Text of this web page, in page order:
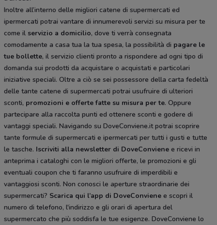
Inoltre all’interno delle migliori catene di supermercati ed
ipermercati potrai vantare di innumerevoli servizi su misura per te
come il servizio a domicilio, dove ti verrà consegnata
comodamente a casa tua la tua spesa, la possibilità di pagare le
tue bollette, il servizio clienti pronto a rispondere ad ogni tipo di
domanda sui prodotti da acquistare o acquistati e particolari
iniziative speciali. Oltre a ciò se sei possessore della carta fedeltà
delle tante catene di supermercati potrai usufruire di ulteriori
sconti, promozioni e offerte fatte su misura per te. Oppure
partecipare alla raccolta punti ed ottenere sconti e godere di
vantaggi speciali. Navigando su DoveConviene.it potrai scoprire
tante formule di supermercati e ipermercati per tutti i gusti e tutte
le tasche. Iscriviti alla newsletter di DoveConviene e ricevi in
anteprima i cataloghi con le migliori offerte, le promozioni e gli
eventuali coupon che ti faranno usufruire di imperdibili e
vantaggiosi sconti. Non conosci le aperture straordinarie dei
supermercati? Scarica qui l’app di DoveConviene e scopri il
numero di telefono, l'indirizzo e gli orari di apertura del
supermercato che più soddisfa le tue esigenze. DoveConviene lo